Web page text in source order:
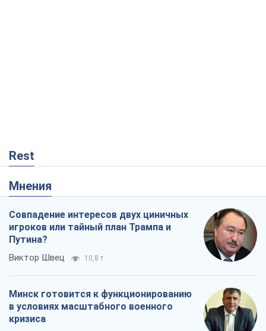
Rest
Мнения
Совпадение интересов двух циничных
игроков или тайный план Трампа и
Путина?
Виктор Швец 10,8 т.
Минск готовится к функционированию
в условиях масштабного военного
кризиса